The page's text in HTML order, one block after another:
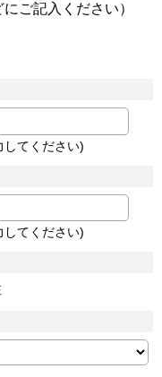
ご記入ください）
してください)
してください)